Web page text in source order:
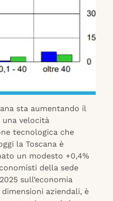
sta aumentando il
velocità
tecnologica che
la Toscana è
un modesto +0,4%
della sede
sull’economia
aziendali, è